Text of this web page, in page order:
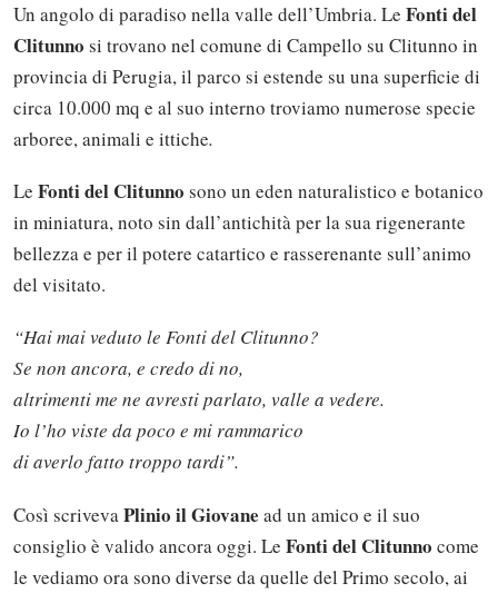
Un angolo di paradiso nella valle dell’Umbria. Le Fonti del
Clitunno si trovano nel comune di Campello su Clitunno in
provincia di Perugia, il parco si estende su una superficie di
circa 10.000 mq e al suo interno troviamo numerose specie
arboree, animali e ittiche.
Le Fonti del Clitunno sono un eden naturalistico e botanico
in miniatura, noto sin dall’antichità per la sua rigenerante
bellezza e per il potere catartico e rasserenante sull’animo
del visitato.
“Hai mai veduto le Fonti del Clitunno?
Se non ancora, e credo di no,
altrimenti me ne avresti parlato, valle a vedere.
Io l’ho viste da poco e mi rammarico
di averlo fatto troppo tardi”.
Così scriveva Plinio il Giovane ad un amico e il suo
consiglio è valido ancora oggi. Le Fonti del Clitunno come
le vediamo ora sono diverse da quelle del Primo secolo, ai